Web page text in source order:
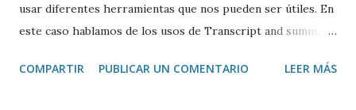
usar diferentes herramientas que nos pueden ser útiles. En
este caso hablamos de los usos de Transcript and summary
transcribir y resumir los vídeos de Youtube, así como
COMPARTIR PUBLICAR UN COMENTARIO LEER MÁS